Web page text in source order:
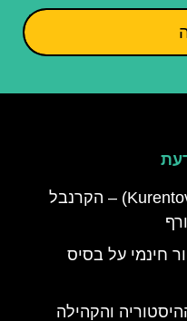
פסטיבל קורנטובאניה (Kurentovanje) – הקרנבל
חינמי על בסיס
והקהילה